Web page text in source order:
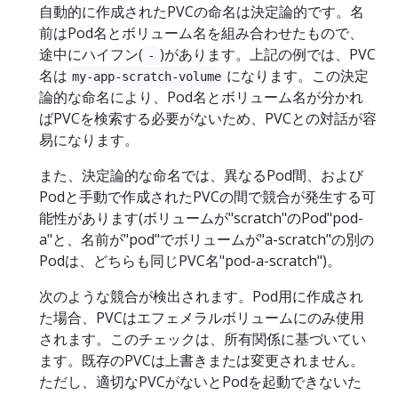
自動的に作成されたPVCの命名は決定論的です。名
前はPod名とボリューム名を組み合わせたもので、
途中にハイフン( - )があります。上記の例では、PVC
名は my-app-scratch-volume になります。この決定
論的な命名により、Pod名とボリューム名が分かれ
ばPVCを検索する必要がないため、PVCとの対話が容
易になります。
また、決定論的な命名では、異なるPod間、および
Podと手動で作成されたPVCの間で競合が発生する可
能性があります(ボリュームが"scratch"のPod"pod-
a"と、名前が"pod"でボリュームが"a-scratch"の別の
Podは、どちらも同じPVC名"pod-a-scratch")。
次のような競合が検出されます。Pod用に作成され
た場合、PVCはエフェメラルボリュームにのみ使用
されます。このチェックは、所有関係に基づいてい
ます。既存のPVCは上書きまたは変更されません。
ただし、適切なPVCがないとPodを起動できないた